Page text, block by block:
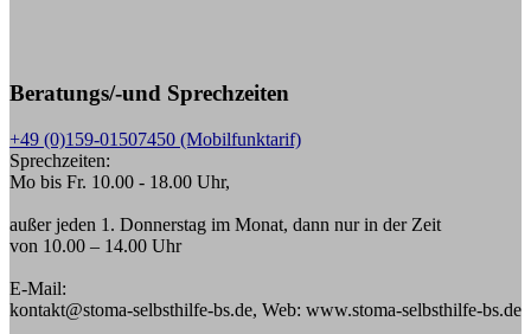
Beratungs/-und Sprechzeiten
+49 (0)159-01507450 (Mobilfunktarif)
Sprechzeiten:
Mo bis Fr. 10.00 - 18.00 Uhr,
außer jeden 1. Donnerstag im Monat, dann nur in der Zeit
von 10.00 – 14.00 Uhr
E-Mail:
kontakt@stoma-selbsthilfe-bs.de, Web: www.stoma-selbsthilfe-bs.de